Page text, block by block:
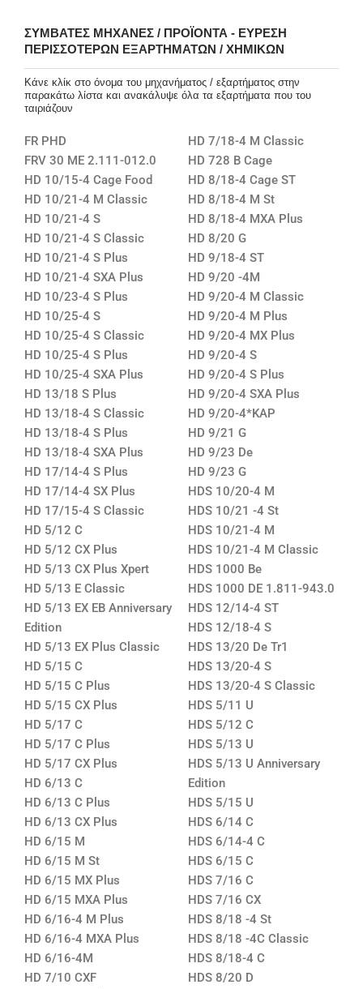
ΣΥΜΒΑΤΈΣ ΜΗΧΑΝΈΣ / ΠΡΟΪΌΝΤΑ - ΕΎΡΕΣΗ
ΠΕΡΙΣΣΌΤΕΡΩΝ ΕΞΑΡΤΗΜΆΤΩΝ / ΧΗΜΙΚΏΝ
Κάνε κλίκ στο όνομα του μηχανήματος / εξαρτήματος στην
παρακάτω λίστα και ανακάλυψε όλα τα εξαρτήματα που του
ταιριάζουν
FR PHD
FRV 30 ME 2.111-012.0
HD 10/15-4 Cage Food
HD 10/21-4 M Classic
HD 10/21-4 S
HD 10/21-4 S Classic
HD 10/21-4 S Plus
HD 10/21-4 SXA Plus
HD 10/23-4 S Plus
HD 10/25-4 S
HD 10/25-4 S Classic
HD 10/25-4 S Plus
HD 10/25-4 SXA Plus
HD 13/18 S Plus
HD 13/18-4 S Classic
HD 13/18-4 S Plus
HD 13/18-4 SXA Plus
HD 17/14-4 S Plus
HD 17/14-4 SX Plus
HD 17/15-4 S Classic
HD 5/12 C
HD 5/12 CX Plus
HD 5/13 CX Plus Xpert
HD 5/13 E Classic
HD 5/13 EX EB Anniversary
Edition
HD 5/13 EX Plus Classic
HD 5/15 C
HD 5/15 C Plus
HD 5/15 CX Plus
HD 5/17 C
HD 5/17 C Plus
HD 5/17 CX Plus
HD 6/13 C
HD 6/13 C Plus
HD 6/13 CX Plus
HD 6/15 M
HD 6/15 M St
HD 6/15 MX Plus
HD 6/15 MXA Plus
HD 6/16-4 M Plus
HD 6/16-4 MXA Plus
HD 6/16-4M
HD 7/10 CXF
HD 7/18-4 M Classic
HD 728 B Cage
HD 8/18-4 Cage ST
HD 8/18-4 M St
HD 8/18-4 MXA Plus
HD 8/20 G
HD 9/18-4 ST
HD 9/20 -4M
HD 9/20-4 M Classic
HD 9/20-4 M Plus
HD 9/20-4 MX Plus
HD 9/20-4 S
HD 9/20-4 S Plus
HD 9/20-4 SXA Plus
HD 9/20-4*KAP
HD 9/21 G
HD 9/23 De
HD 9/23 G
HDS 10/20-4 M
HDS 10/21 -4 St
HDS 10/21-4 M
HDS 10/21-4 M Classic
HDS 1000 Be
HDS 1000 DE 1.811-943.0
HDS 12/14-4 ST
HDS 12/18-4 S
HDS 13/20 De Tr1
HDS 13/20-4 S
HDS 13/20-4 S Classic
HDS 5/11 U
HDS 5/12 C
HDS 5/13 U
HDS 5/13 U Anniversary
Edition
HDS 5/15 U
HDS 6/14 C
HDS 6/14-4 C
HDS 6/15 C
HDS 7/16 C
HDS 7/16 CX
HDS 8/18 -4 St
HDS 8/18 -4C Classic
HDS 8/18-4 C
HDS 8/20 D